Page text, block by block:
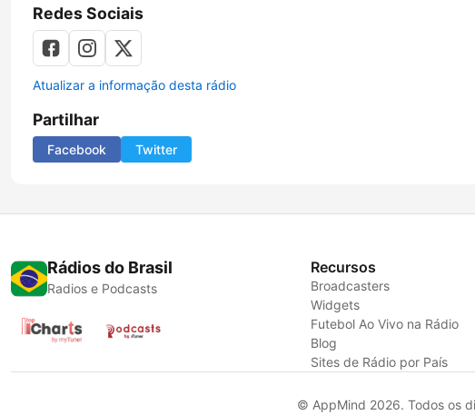
Redes Sociais
Atualizar a informação desta rádio
Partilhar
Facebook Twitter
Rádios do Brasil
Radios e Podcasts
Recursos
Broadcasters
Widgets
Futebol Ao Vivo na Rádio
Blog
Sites de Rádio por País
© AppMind 2026. Todos os